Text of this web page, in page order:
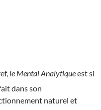
le Mental Analytiqueest si
dans son
naturel et